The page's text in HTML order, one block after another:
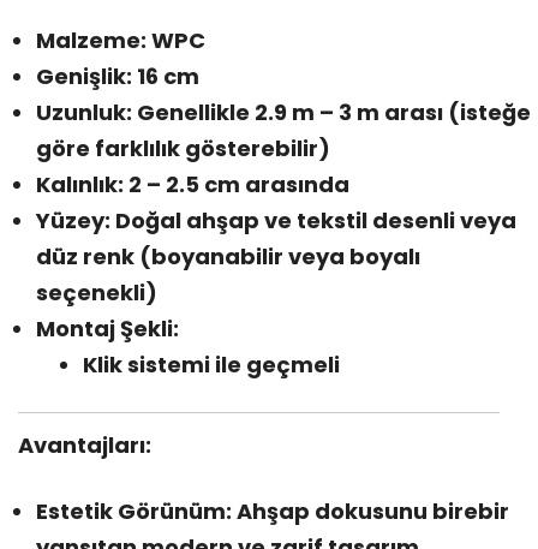
Malzeme: WPC
Genişlik: 16 cm
Uzunluk: Genellikle 2.9 m – 3 m arası (isteğe
göre farklılık gösterebilir)
Kalınlık: 2 – 2.5 cm arasında
Yüzey: Doğal ahşap ve tekstil desenli veya
düz renk (boyanabilir veya boyalı
seçenekli)
Montaj Şekli:
Klik sistemi ile geçmeli
Avantajları:
Estetik Görünüm: Ahşap dokusunu birebir